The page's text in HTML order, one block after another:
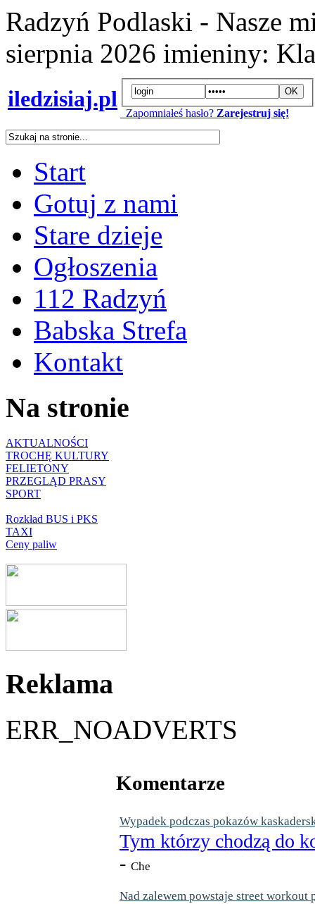
Radzyń Podlaski - Nasze
sierpnia 2026 imieniny:
iledzisiaj.pl
Zapomniałeś hasło? Zarejestruj się!
Start
Gotuj z nami
Stare dzieje
Ogłoszenia
112 Radzyń
Babska Strefa
Kontakt
Na stronie
AKTUALNOŚCI
TROCHĘ KULTURY
FELIETONY
PRZEGLĄD PRASY
SPORT
Rozkład BUS i PKS
TAXI
Ceny paliw
Reklama
ERR_NOADVERTS
Komentarze
Wypadek podczas pokazów
Tym którzy chodzą do
- Che
Nad zalewem powstaje street workout